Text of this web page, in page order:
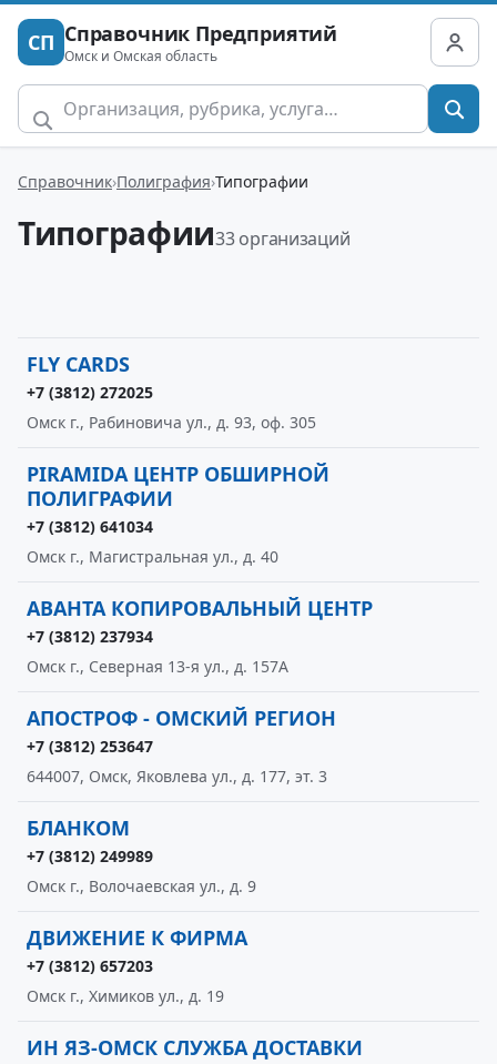
СП Справочник Предприятий
Омск и Омская область
Справочник Полиграфия Типографии
Типографии33 организаций
FLY CARDS
+7 (3812) 272025
Омск г., Рабиновича ул., д. 93, оф. 305
PIRAMIDA ЦЕНТР ОБШИРНОЙ
ПОЛИГРАФИИ
+7 (3812) 641034
Омск г., Магистральная ул., д. 40
АВАНТА КОПИРОВАЛЬНЫЙ ЦЕНТР
+7 (3812) 237934
Омск г., Северная 13-я ул., д. 157А
АПОСТРОФ - ОМСКИЙ РЕГИОН
+7 (3812) 253647
644007, Омск, Яковлева ул., д. 177, эт. 3
БЛАНКОМ
+7 (3812) 249989
Омск г., Волочаевская ул., д. 9
ДВИЖЕНИЕ К ФИРМА
+7 (3812) 657203
Омск г., Химиков ул., д. 19
ИН ЯЗ-ОМСК СЛУЖБА ДОСТАВКИ